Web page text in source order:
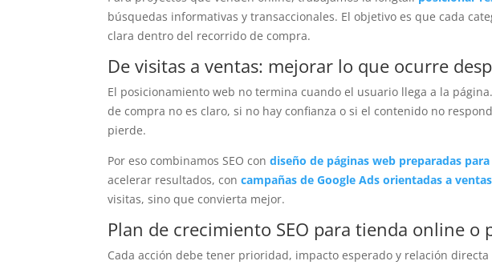
búsquedas informativas y transaccionales. El objetivo es que cada
clara dentro del recorrido de compra.
De visitas a ventas: mejorar lo que ocurre
El posicionamiento web no termina cuando el usuario llega a la
de compra no es claro, si no hay confianza o si el contenido no
pierde.
Por eso combinamos SEO condiseño de páginas web preparadas
acelerar resultados, concampañas de Google Ads orientadas a ventas
visitas, sino que convierta mejor.
Plan de crecimiento SEO para tienda online o
Cada acción debe tener prioridad, impacto esperado y relación